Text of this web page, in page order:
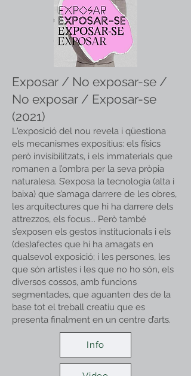
Exposar / No exposar-se /
No exposar / Exposar-se
(2021)
L'exposició del nou revela i qüestiona
els mecanismes expositius: els físics
però invisibilitzats, i els immaterials que
romanen a l’ombra per la seva pròpia
naturalesa. S’exposa la tecnologia (alta i
baixa) que s’amaga darrere de les obres,
les arquitectures que hi ha darrere dels
attrezzos, els focus... Però també
s’exposen els gestos institucionals i els
(des)afectes que hi ha amagats en
qualsevol exposició; i les persones, les
que són artistes i les que no ho són, els
diversos cossos, amb funcions
segmentades, que aguanten des de la
base tot el treball creatiu que es
presenta finalment en un centre d’arts.
Info